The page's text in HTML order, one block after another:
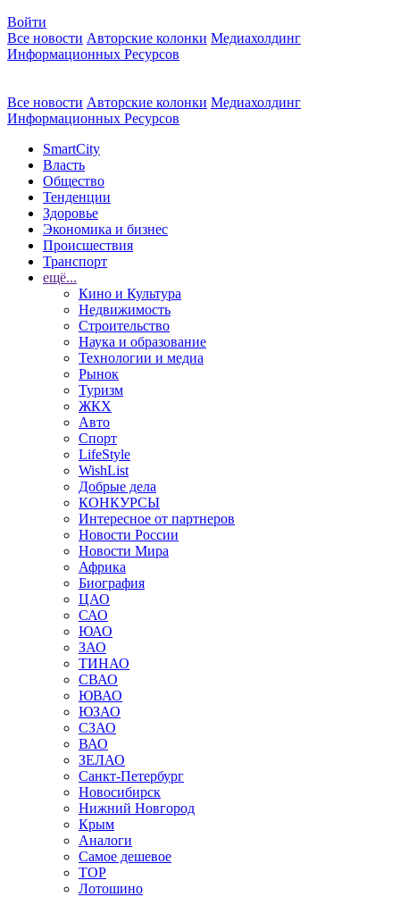
Войти
Все новости Авторские колонки Медиахолдинг
Информационных Ресурсов
Все новости Авторские колонки Медиахолдинг
Информационных Ресурсов
SmartCity
Власть
Общество
Тенденции
Здоровье
Экономика и бизнес
Происшествия
Транспорт
ещё...
Кино и Культура
Недвижимость
Строительство
Наука и образование
Технологии и медиа
Рынок
Туризм
ЖКХ
Авто
Спорт
LifeStyle
WishList
Добрые дела
КОНКУРСЫ
Интересное от партнеров
Новости России
Новости Мира
Африка
Биография
ЦАО
САО
ЮАО
ЗАО
ТИНАО
СВАО
ЮВАО
ЮЗАО
СЗАО
ВАО
ЗЕЛАО
Санкт-Петербург
Новосибирск
Нижний Новгород
Крым
Аналоги
Самое дешевое
TOP
Лотошино